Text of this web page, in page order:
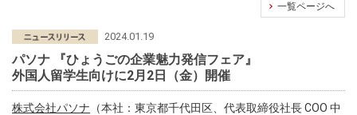
一覧ページへ
2024.01.19
パソナ 『ひょうごの企業魅力発信フェア』
外国人留学生向けに2月2日（金）開催
株式会社パソナ （本社：東京都千代田区、代表取締役社長 COO 中